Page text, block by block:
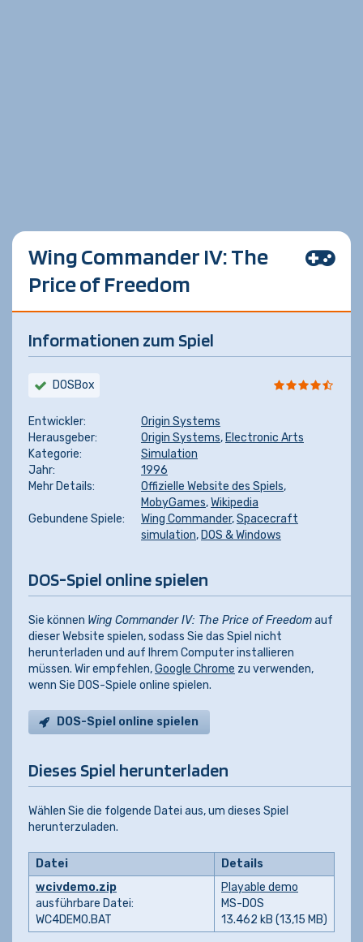
Wing Commander IV: The
Price of Freedom
Informationen zum Spiel
DOSBox
Entwickler:
Origin Systems
Herausgeber:
Origin Systems, Electronic Arts
Kategorie:
Simulation
Jahr:
1996
Mehr Details:
Offizielle Website des Spiels,
MobyGames,Wikipedia
Gebundene Spiele:
Wing Commander,Spacecraft
simulation, DOS & Windows
DOS-Spiel online spielen
Sie können Wing Commander IV: The Price of Freedomauf
dieser Website spielen, sodass Sie das Spiel nicht
herunterladen und auf Ihrem Computer installieren
müssen. Wir empfehlen,Google Chrome zu verwenden,
wenn Sie DOS-Spiele online spielen.
DOS-Spiel online spielen
Dieses Spiel herunterladen
Wählen Sie die folgende Datei aus, um dieses Spiel
herunterzuladen.
Datei
Details
wcivdemo.zip
ausführbare Datei:
WC4DEMO.BAT
Playable demo
MS-DOS
13.462 kB (13,15 MB)